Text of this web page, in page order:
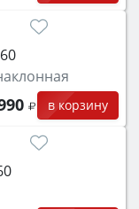
в корзину